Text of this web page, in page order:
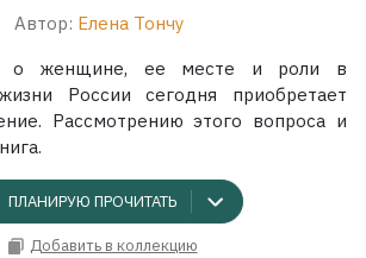
Автор: Елена Тончу
о женщине, ее месте и роли в
России сегодня приобретает
Рассмотрению этого вопроса и
ПЛАНИРУЮ ПРОЧИТАТЬ
Добавить в коллекцию